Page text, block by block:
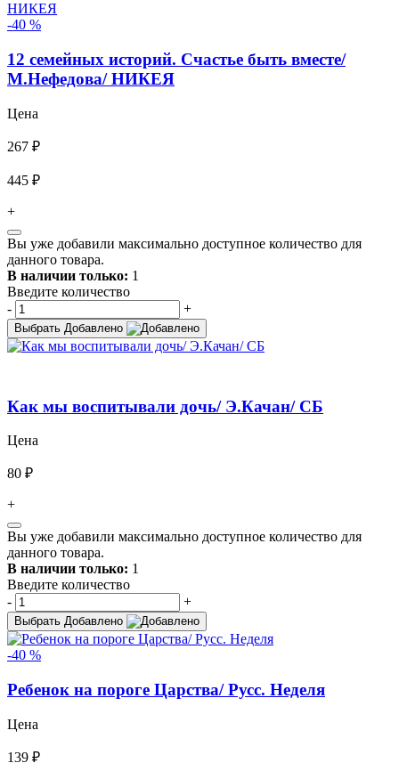
-40 %
12 семейных историй. Счастье быть вместе/
М.Нефедова/ НИКЕЯ
Цена
267 ₽
445 ₽
+
Вы уже добавили максимально доступное количество для
данного товара.
В наличии только: 1
Введите количество
-
+
Выбрать Добавлено
Как мы воспитывали дочь/ Э.Качан/ СБ
Цена
80 ₽
+
Вы уже добавили максимально доступное количество для
данного товара.
В наличии только: 1
Введите количество
-
+
Выбрать Добавлено
-40 %
Ребенок на пороге Царства/ Русс. Неделя
Цена
139 ₽